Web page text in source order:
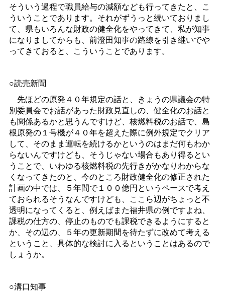
そういう過程で職員給与の減額なども行ってきたと、こ
ういうことであります。それがずうっと続いておりまし
て、県もいろんな財政の健全化をやってきて、私が知事
になりましてからも、前澄田知事の路線を引き継いでや
ってきておると、こういうことであります。
○読売新聞
先ほどの原発４０年規定の話と、きょうの県議会の特
別委員会でお話があった財政見直しの、健全化のお話と
も関係あるかと思うんですけど、核燃料税のお話で、島
根原発の１号機が４０年を超えた際に例外規定でクリア
して、そのまま運転を続けるかというのはまだ何もわか
らないんですけども、そうじゃない場合もあり得るとい
うことで、いわゆる核燃料税の先行きがかなりわからな
くなってきたのと、今のところ財政健全化の修正された
計画の中では、５年間で１００億円というペースで考え
ておられるそうなんですけども、ここら辺がちょっと不
透明になってくると、例えばまた福井県の例ですよね、
課税の仕方の、停止のものでも課税できるようにすると
か、その辺の、５年の更新期間を待たずに改めて考える
ということ、具体的な検討に入るということはあるので
しょうか。
○溝口知事